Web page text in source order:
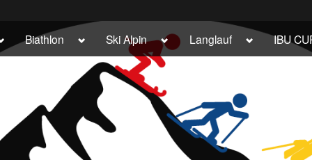
Biathlon Toggle
menu
Ski Alpin Toggle
sub-
menu
Langlauf Toggle
menu
IBU